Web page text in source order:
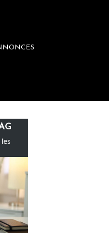
rachète Eden